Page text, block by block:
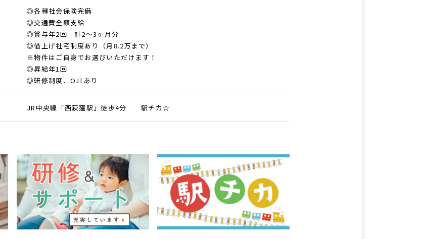
◎各種社会保険完備
◎交通費全額支給
◎賞与年2回 計2～3ヶ月分
◎借上げ社宅制度あり（月8.2万まで）
※物件はご自身でお選びいただけます！
◎昇給年1回
◎研修制度、OJTあり
JR中央線「西荻窪駅」徒歩4分 駅チカ☆